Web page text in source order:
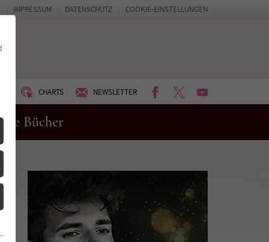
CHARTS NEWSLETTER FACEBOOKTWITTERYOUTUBE
Bücher
IMPRESSUM DATENSCHUTZ COOKIE-EINSTELLUNGEN